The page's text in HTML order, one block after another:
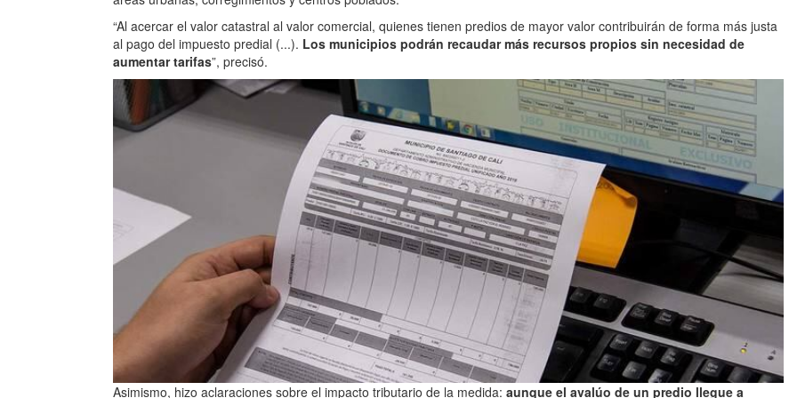
“Al acercar el valor catastral al valor comercial, quienes tienen predios de mayor valor contribuirán de forma más justa
al pago del impuesto predial (...). Los municipios podrán recaudar más recursos propios sin necesidad de
aumentar tarifas”, precisó.
Asimismo, hizo aclaraciones sobre el impacto tributario de la medida: aunque el avalúo de un predio llegue a